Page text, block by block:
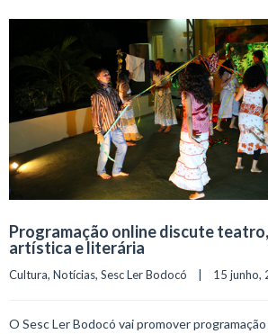
Programação online discute
artística e literária
Cultura, Notícias, Sesc Ler Bodocó
|    15
O Sesc Ler Bodocó vai promover